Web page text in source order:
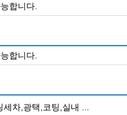
합니다.
합니다.
차,광택,코팅,실내 ...